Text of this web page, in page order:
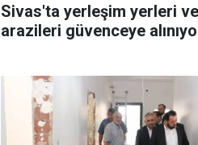
Sivas'ta yerleşim yerleri
arazileri güvenceye